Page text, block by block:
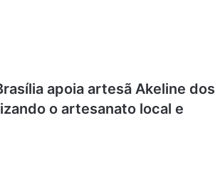
apoia artesã Akeline dos
o artesanato local e